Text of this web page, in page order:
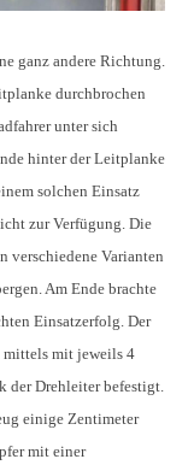
ganz andere Richtung.
durchbrochen
unter sich
hinter der Leitplanke
solchen Einsatz
zur Verfügung. Die
verschiedene Varianten
Am Ende brachte
Einsatzerfolg. Der
mittels mit jeweils 4
der Drehleiter befestigt.
einige Zentimeter
mit einer